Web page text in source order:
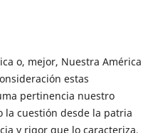
o, mejor, Nuestra América
estas
pertinencia nuestro
la cuestión desde la patria
y rigor que lo caracteriza.